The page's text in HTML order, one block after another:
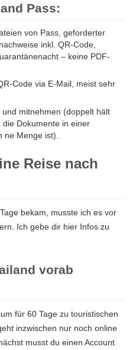
Pass:
von Pass, geforderter
inkl. QR-Code,
– keine PDF-
Code via E-Mail, meist sehr
mitnehmen (doppelt hält
Dokumente in einer
ne Menge ist).
Reise nach
bekam, musste ich es vor
Ich gebe dir hier Infos zu
vorab
für 60 Tage zu touristischen
inzwischen nur noch online
musst du einen Account